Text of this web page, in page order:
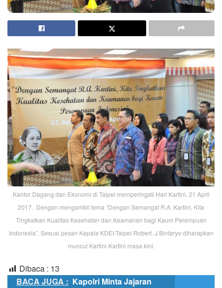
Kantor Dagang dan Ekonomi di Taipei memperingati Hari Kartini, 21 April
2017. Dengan mengambil tema “Dengan Semangat R.A. Kartini, Kita
Tingkatkan Kualitas Kesehatan dan Keamanan bagi Kaum Perempuan
Indonesia”. Sesuai pesan Kepala KDEI-Taipei Robert. J Bintaryo diharapkan
muncul Kartini-Kartini masa kini.
Dibaca : 13
BACA JUGA : Kapolri Minta Jajaran